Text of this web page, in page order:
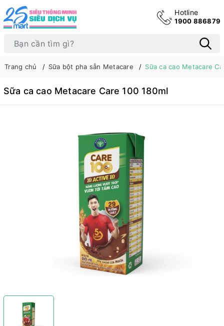
Hotline
1900 886879
Trang chủ Sữa bột pha sẵn Metacare Sữa ca cao Metacare
Sữa ca cao Metacare Care 100 180ml